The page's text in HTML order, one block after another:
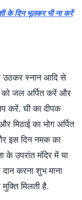
दिन भूलकर भी ना करें
उठकर स्नान आदि से
को जल अर्पित करें और
करें. घी का दीपक
का भोग अर्पित
इस दिन नमक का
के उपरांत मंदिर में या
करना शुभ माना
मिलती है.